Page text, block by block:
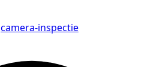
camera-inspectie